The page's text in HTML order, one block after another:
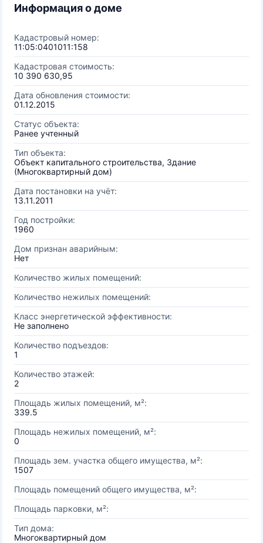
Информация о доме
Кадастровый номер:
11:05:0401011:158
Кадастровая стоимость:
10 390 630,95
Дата обновления стоимости:
01.12.2015
Статус объекта:
Ранее учтенный
Тип объекта:
Объект капитального строительства, Здание
(Многоквартирный дом)
Дата постановки на учёт:
13.11.2011
Год постройки:
1960
Дом признан аварийным:
Нет
Количество жилых помещений:
Количество нежилых помещений:
Класс энергетической эффективности:
Не заполнено
Количество подъездов:
1
Количество этажей:
2
Площадь жилых помещений, м²:
339.5
Площадь нежилых помещений, м²:
0
Площадь зем. участка общего имущества, м²:
1507
Площадь помещений общего имущества, м²:
Площадь парковки, м²:
Тип дома:
Многоквартирный дом